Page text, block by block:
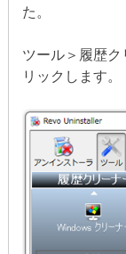
た。
ツール＞履歴
リックします。